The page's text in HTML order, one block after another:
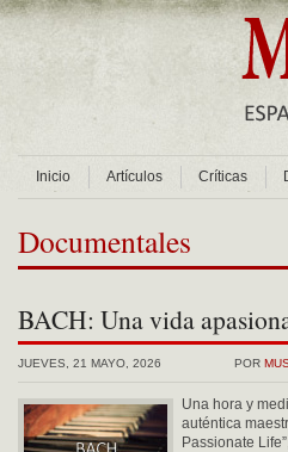
Inicio Artículos Críticas
Documentales
BACH: Una vida
POR
JUEVES, 21 MAYO, 2026
Una hora y
auténtica
Passionate